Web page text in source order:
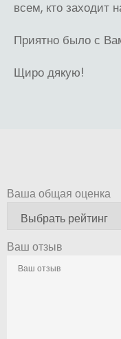
всем, кто заходит
Приятно было с
Щиро дякую!
Ваша общая оценка
Ваш отзыв